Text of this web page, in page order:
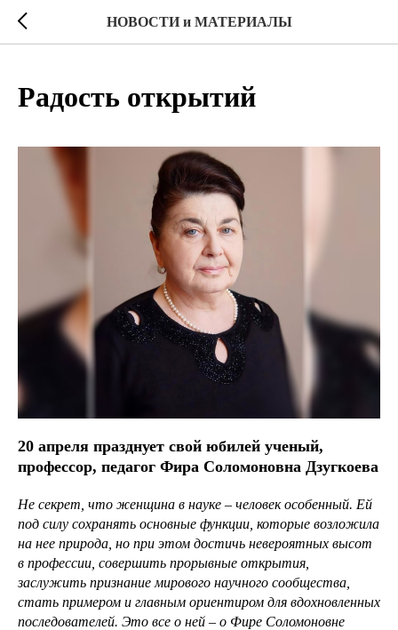
НОВОСТИ и МАТЕРИАЛЫ
Радость открытий
20 апреля празднует свой юбилей ученый,
профессор, педагог Фира Соломоновна Дзугкоева
Не секрет, что женщина в науке – человек особенный. Ей
под силу сохранять основные функции, которые возложила
на нее природа, но при этом достичь невероятных высот
в профессии, совершить прорывные открытия,
заслужить признание мирового научного сообщества,
стать примером и главным ориентиром для вдохновленных
последователей. Это все о ней – о Фире Соломоновне